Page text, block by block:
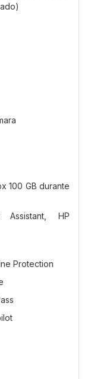
100 GB durante
Assistant, HP
Protection